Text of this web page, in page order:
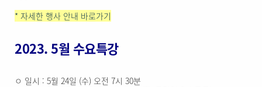
* 자세한 행사 안내 바로가기
2023. 5월 수요특강
ㅇ 일시 : 5월 24일 (수) 오전 7시 30분